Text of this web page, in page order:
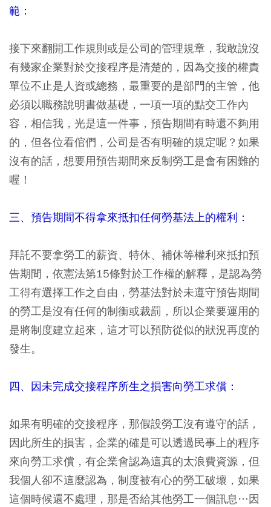
範：
接下來翻開工作規則或是公司的管理規章，我敢說沒
有幾家企業對於交接程序是清楚的，因為交接的權責
單位不止是人資或總務，最重要的是部門的主管，他
必須以職務說明書做基礎，一項一項的點交工作內
容，相信我，光是這一件事，預告期間有時還不夠用
的，但各位看倌們，公司是否有明確的規定呢？如果
沒有的話，想要用預告期間來反制勞工是會有困難的
喔！
三、預告期間不得拿來抵扣任何勞基法上的權利：
拜託不要拿勞工的薪資、特休、補休等權利來抵扣預
告期間，依憲法第15條對於工作權的解釋，是認為勞
工得有選擇工作之自由，勞基法對於未遵守預告期間
的勞工是沒有任何的制衡或裁罰，所以企業要運用的
是將制度建立起來，這才可以預防從似的狀況再度的
發生。
四、因未完成交接程序所生之損害向勞工求償：
如果有明確的交接程序，那假設勞工沒有遵守的話，
因此所生的損害，企業的確是可以透過民事上的程序
來向勞工求償，有企業會認為這真的太浪費資源，但
我個人卻不這麼認為，制度被有心的勞工破壞，如果
這個時候還不處理，那是否給其他勞工一個訊息…因